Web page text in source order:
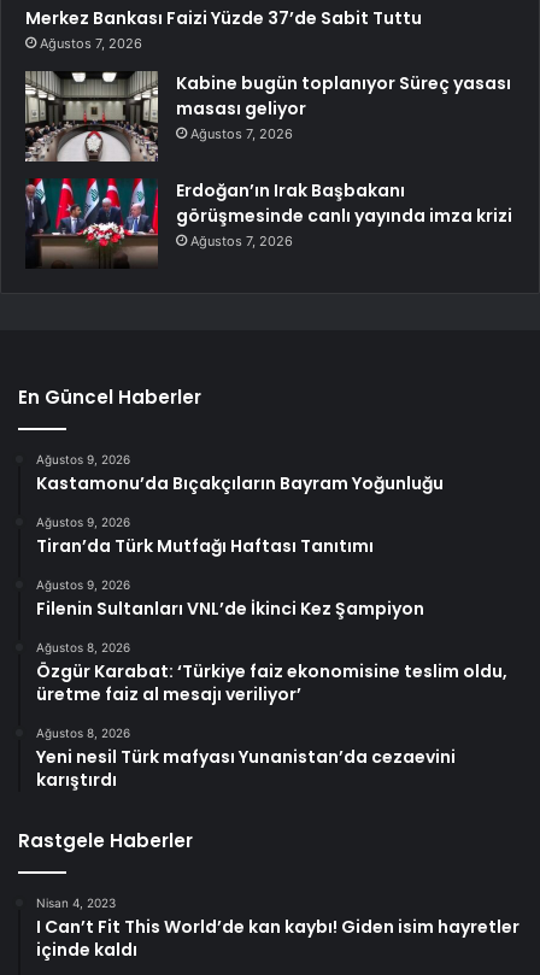
Merkez Bankası Faizi Yüzde 37’de Sabit Tuttu
Ağustos 7, 2026
Kabine bugün toplanıyor Süreç yasası
masası geliyor
Ağustos 7, 2026
Erdoğan’ın Irak Başbakanı
görüşmesinde canlı yayında imza krizi
Ağustos 7, 2026
En Güncel Haberler
Ağustos 9, 2026
Kastamonu’da Bıçakçıların Bayram Yoğunluğu
Ağustos 9, 2026
Tiran’da Türk Mutfağı Haftası Tanıtımı
Ağustos 9, 2026
Filenin Sultanları VNL’de İkinci Kez Şampiyon
Ağustos 8, 2026
Özgür Karabat: ‘Türkiye faiz ekonomisine teslim oldu,
üretme faiz al mesajı veriliyor’
Ağustos 8, 2026
Yeni nesil Türk mafyası Yunanistan’da cezaevini
karıştırdı
Rastgele Haberler
Nisan 4, 2023
I Can’t Fit This World’de kan kaybı! Giden isim hayretler
içinde kaldı